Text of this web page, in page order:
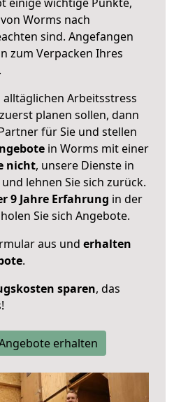
Worms nach
sind. Angefangen
zum Verpacken Ihres
Arbeitsstress
planen sollen, dann
für Sie und stellen
in Worms mit einer
nicht, unsere Dienste in
lehnen Sie sich zurück.
9 Jahre Erfahrung in der
Sie sich Angebote.
aus und erhalten
.
sparen, das
erhalten